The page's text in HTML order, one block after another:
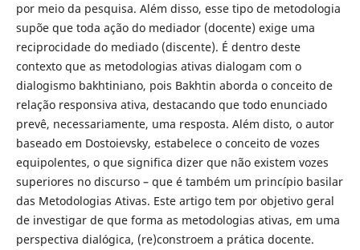
por meio da pesquisa. Além disso, esse tipo de metodologia
supõe que toda ação do mediador (docente) exige uma
reciprocidade do mediado (discente). É dentro deste
contexto que as metodologias ativas dialogam com o
dialogismo bakhtiniano, pois Bakhtin aborda o conceito de
relação responsiva ativa, destacando que todo enunciado
prevê, necessariamente, uma resposta. Além disto, o autor
baseado em Dostoievsky, estabelece o conceito de vozes
equipolentes, o que significa dizer que não existem vozes
superiores no discurso – que é também um princípio basilar
das Metodologias Ativas. Este artigo tem por objetivo geral
de investigar de que forma as metodologias ativas, em uma
perspectiva dialógica, (re)constroem a prática docente.